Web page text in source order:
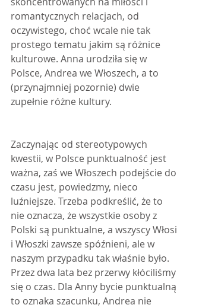
romantycznych relacjach, od
oczywistego, choć wcale nie tak
prostego tematu jakim są różnice
kulturowe. Anna urodziła się w
Polsce, Andrea we Włoszech, a to
(przynajmniej pozornie) dwie
zupełnie różne kultury.
Zaczynając od stereotypowych
kwestii, w Polsce punktualność jest
ważna, zaś we Włoszech podejście do
czasu jest, powiedzmy, nieco
luźniejsze. Trzeba podkreślić, że to
nie oznacza, że wszystkie osoby z
Polski są punktualne, a wszyscy Włosi
i Włoszki zawsze spóźnieni, ale w
naszym przypadku tak właśnie było.
Przez dwa lata bez przerwy kłóciliśmy
się o czas. Dla Anny bycie punktualną
to oznaka szacunku, Andrea nie